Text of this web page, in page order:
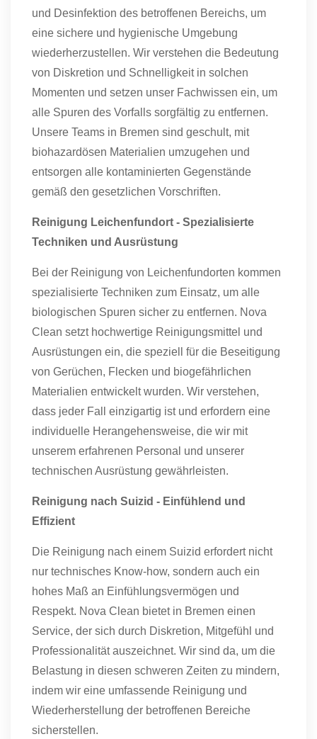
und Desinfektion des betroffenen Bereichs, um
eine sichere und hygienische Umgebung
wiederherzustellen. Wir verstehen die Bedeutung
von Diskretion und Schnelligkeit in solchen
Momenten und setzen unser Fachwissen ein, um
alle Spuren des Vorfalls sorgfältig zu entfernen.
Unsere Teams in Bremen sind geschult, mit
biohazardösen Materialien umzugehen und
entsorgen alle kontaminierten Gegenstände
gemäß den gesetzlichen Vorschriften.
Reinigung Leichenfundort - Spezialisierte
Techniken und Ausrüstung
Bei der Reinigung von Leichenfundorten kommen
spezialisierte Techniken zum Einsatz, um alle
biologischen Spuren sicher zu entfernen. Nova
Clean setzt hochwertige Reinigungsmittel und
Ausrüstungen ein, die speziell für die Beseitigung
von Gerüchen, Flecken und biogefährlichen
Materialien entwickelt wurden. Wir verstehen,
dass jeder Fall einzigartig ist und erfordern eine
individuelle Herangehensweise, die wir mit
unserem erfahrenen Personal und unserer
technischen Ausrüstung gewährleisten.
Reinigung nach Suizid - Einfühlend und
Effizient
Die Reinigung nach einem Suizid erfordert nicht
nur technisches Know-how, sondern auch ein
hohes Maß an Einfühlungsvermögen und
Respekt. Nova Clean bietet in Bremen einen
Service, der sich durch Diskretion, Mitgefühl und
Professionalität auszeichnet. Wir sind da, um die
Belastung in diesen schweren Zeiten zu mindern,
indem wir eine umfassende Reinigung und
Wiederherstellung der betroffenen Bereiche
sicherstellen.